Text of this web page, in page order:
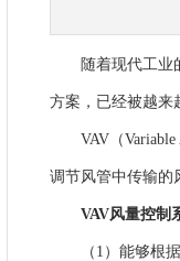
随着现代工业的
方案，已经被越来
VAV（Variable
调节风管中传输的
VAV风量控制
（1）能够根据